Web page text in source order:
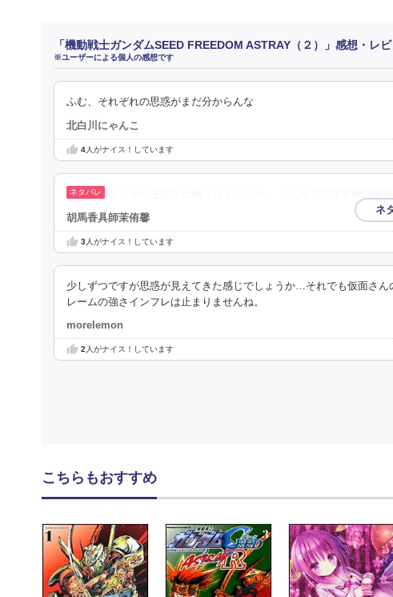
「機動戦士ガンダムSEED FREEDOM ASTRAY（２）」感想・レ
※ユーザーによる個人の感想です
ふむ、それぞれの思惑がまだ分からんな
北白川にゃんこ
4人がナイス！しています
胡馬香具師茉侑馨
3人がナイス！しています
少しずつですが思惑が見えてきた感じでしょうか…それでも仮面さ
レームの強さインフレは止まりませんね。
morelemon
2 人がナイス！しています
こちらもおすすめ